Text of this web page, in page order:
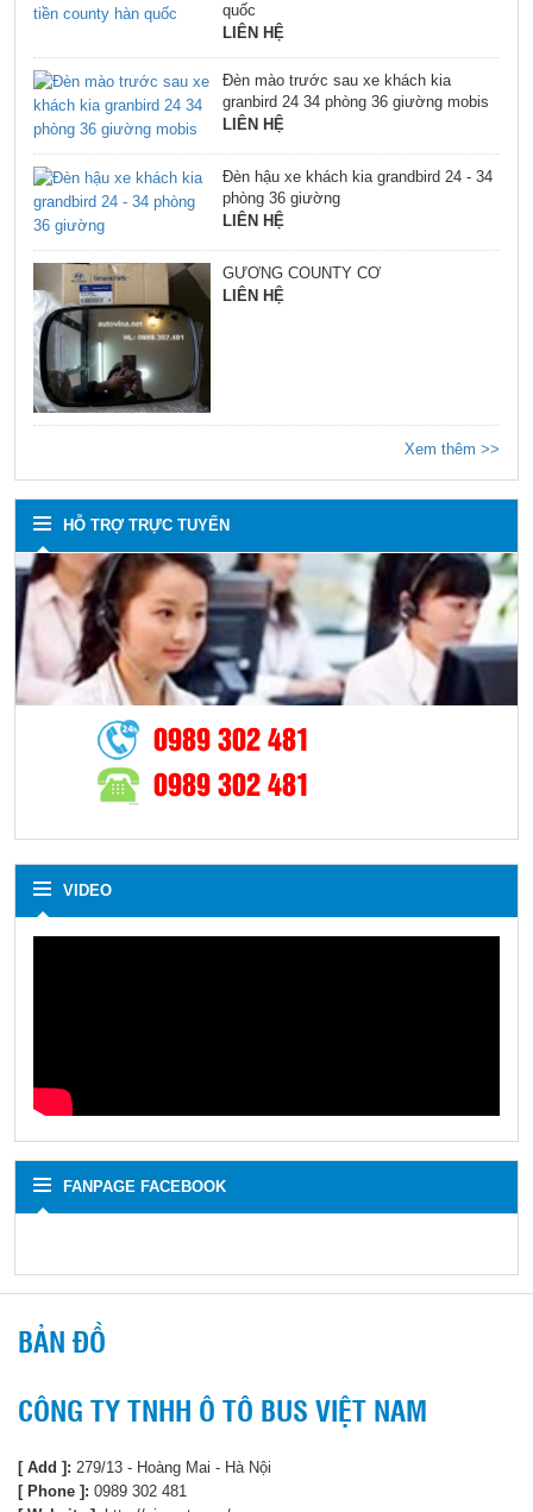
quốc
LIÊN HỆ
Đèn mào trước sau xe khách kia
granbird 24 34 phòng 36 giường mobis
LIÊN HỆ
Đèn hậu xe khách kia grandbird 24 - 34
phòng 36 giường
LIÊN HỆ
GƯƠNG COUNTY CƠ
LIÊN HỆ
Xem thêm >>
HỖ TRỢ TRỰC TUYẾN
0989 302 481
0989 302 481
VIDEO
FANPAGE FACEBOOK
BẢN ĐỒ
CÔNG TY TNHH Ô TÔ BUS VIỆT NAM
[ Add ]: 279/13 - Hoàng Mai - Hà Nội
[ Phone ]: 0989 302 481